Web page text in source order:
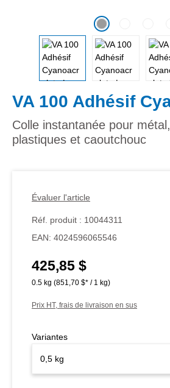
VA 100 Adhésif
Colle instantanée pour
plastiques et caoutchouc
Évaluer l'article
Réf. produit : 10044311
EAN: 4024596065546
Prix régulier :
425,85 $
0.5 kg (851,70 $* / 1 kg)
Prix HT, frais de livraison en sus
Variantes